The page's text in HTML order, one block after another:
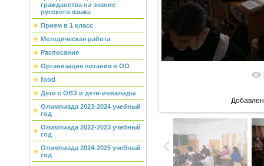
гражданства на знание
русского языка
Прием в 1 класс
Методическая работа
Расписание
Организация питания в ОО
food
Дети с ОВЗ и дети-инвалиды
Олимпиада 2023-2024 учебный
год
Олимпиада 2022-2023 учебный
год
Олимпиада 2024-2025 учебный
год
В